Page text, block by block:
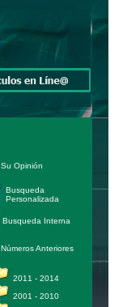
Su Opinión
Busqueda
Personalizada
Busqueda Interna
Números Anteriores
2011 - 2014
2001 - 2010